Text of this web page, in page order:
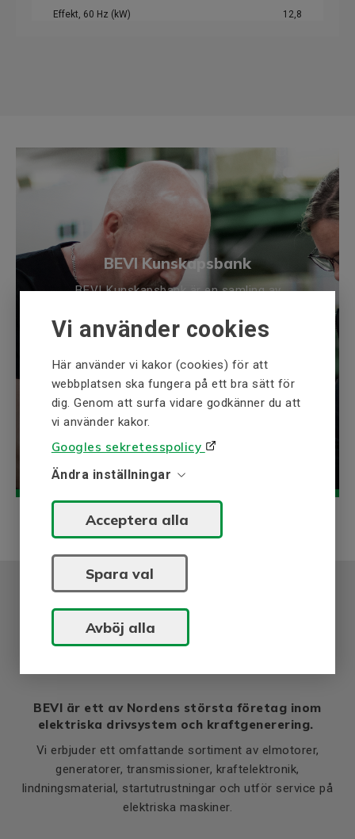
Vi använder cookies
Här använder vi kakor (cookies) för att
webbplatsen ska fungera på ett bra sätt för
dig. Genom att surfa vidare godkänner du att
vi använder kakor.
Googles sekretesspolicy
Ändra inställningar
Acceptera alla
Spara val
Avböj alla
Effekt, 60 Hz (kW) 12,8
Byggform (IM) B3/B5
Axeldiameter (mm)
Isolationsklass H
Kapslingsklass (IP) 66
Verkningsgradsklass
Termoskydd PTC 150°C
Vikt
Nettovikt (kg)
Material och färg
Färg
Stomme
Lager DE och NDE
Lager DE
Lager NDE
BEVI Kunskapsbank
BEVI Kunskapsbank är en samling av
t.ex. elektriska drivsystem och
Utforska
BEVI är ett av Nordens största företag inom
elektriska drivsystem och kraftgenerering.
Vi erbjuder ett omfattande sortiment av elmotorer,
generatorer, transmissioner, kraftelektronik,
lindningsmaterial, startutrustningar och utför service på
elektriska maskiner.